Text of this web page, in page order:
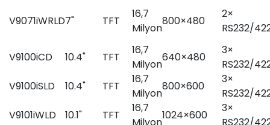
V9071iWRLD7" TFT
16,7
Milyon
800×480
2×
RS232/
V9100iCD 10.4" TFT
16,7
Milyon
640×480
3×
RS232/
V9100iSLD
10.4" TFT
16,7
Milyon
800×600
3×
RS232/
V9101iWLD
10.1" TFT
16,7
1024×600
3×